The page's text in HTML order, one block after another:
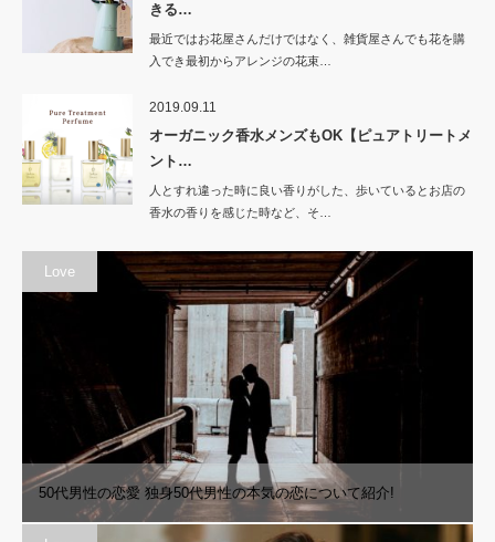
きる…
最近ではお花屋さんだけではなく、雑貨屋さんでも花を購
入でき最初からアレンジの花束…
2019.09.11
オーガニック香水メンズもOK【ピュアトリートメ
ント…
人とすれ違った時に良い香りがした、歩いているとお店の
香水の香りを感じた時など、そ…
Love
50代男性の恋愛 独身50代男性の本気の恋について紹介!